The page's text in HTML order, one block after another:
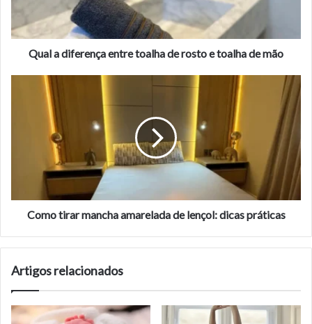
toalha
Qual a diferença entre toalha de rosto e toalha de mão
amarelada
Como tirar mancha amarelada de lençol: dicas práticas
Artigos relacionados